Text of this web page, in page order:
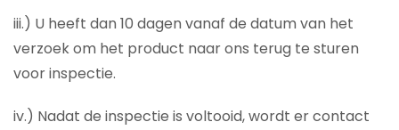
iii.) U heeft dan 10 dagen vanaf de datum van het
verzoek om het product naar ons terug te sturen
voor inspectie.
iv.) Nadat de inspectie is voltooid, wordt er contact